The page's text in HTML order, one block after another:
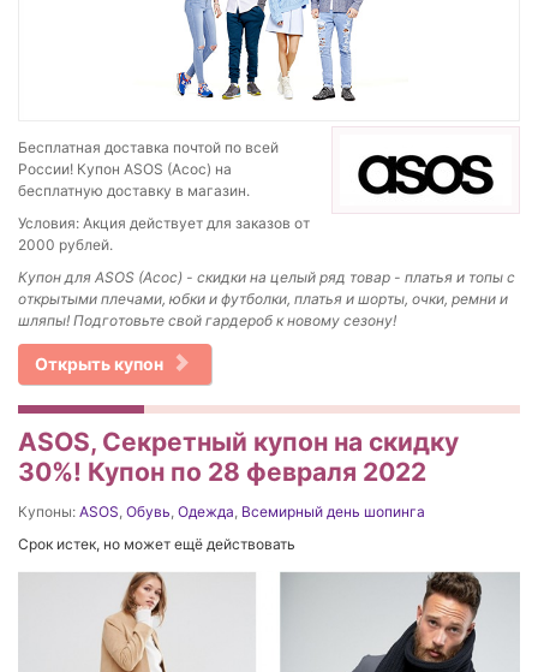
Бесплатная доставка почтой по всей
России! Купон ASOS (Асос) на
бесплатную доставку в магазин.
Условия: Акция действует для заказов от
2000 рублей.
Купон для ASOS (Асос) - скидки на целый ряд товар - платья и топы с
открытыми плечами, юбки и футболки, платья и шорты, очки, ремни и
шляпы! Подготовьте свой гардероб к новому сезону!
Открыть купон
ASOS, Секретный купон на скидку
30%! Купон по 28 февраля 2022
Купоны: ASOS Обувь Одежда Всемирный день шопинга
Срок истек, но может ещё действовать